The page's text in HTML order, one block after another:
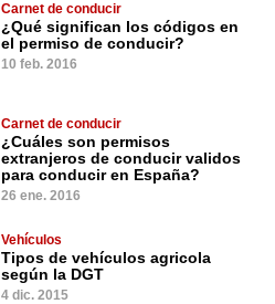
Carnet de conducir
¿Qué significan los códigos en
el permiso de conducir?
10 feb. 2016
Carnet de conducir
¿Cuáles son permisos
extranjeros de conducir validos
para conducir en España?
26 ene. 2016
Vehículos
Tipos de vehículos agricola
según la DGT
4 dic. 2015